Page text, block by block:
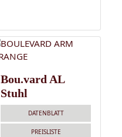
Bou.vard AL
Stuhl
DATENBLATT
PREISLISTE